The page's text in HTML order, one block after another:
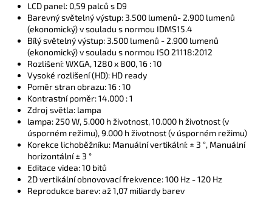
LCD panel: 0,59 palců s D9
Barevný světelný výstup: 3.500 lumenů- 2.900 lumenů
(ekonomický) v souladu s normou IDMS15.4
Bílý světelný výstup: 3.500 lumenů - 2.900 lumenů
(ekonomický) v souladu s normou ISO 21118:2012
Rozlišení: WXGA, 1280 x 800, 16 : 10
Vysoké rozlišení (HD): HD ready
Poměr stran obrazu: 16 : 10
Kontrastní poměr: 14.000 : 1
Zdroj světla: lampa
lampa: 250 W, 5.000 h životnost, 10.000 h životnost (v
úsporném režimu), 9.000 h životnost (v úsporném režimu)
Korekce lichoběžníku: Manuální vertikální: ± 3 °, Manuální
horizontální ± 3 °
Editace videa: 10 bitů
2D vertikální obnovovací frekvence: 100 Hz - 120 Hz
Reprodukce barev: až 1,07 miliardy barev